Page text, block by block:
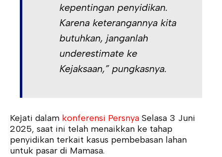
kepentingan penyidikan.
Karena keterangannya kita
butuhkan, janganlah
underestimate ke
Kejaksaan,” pungkasnya.
Kejati dalam konferensi Persnya Selasa 3 Juni
2025, saat ini telah menaikkan ke tahap
penyidikan terkait kasus pembebasan lahan
untuk pasar di Mamasa.